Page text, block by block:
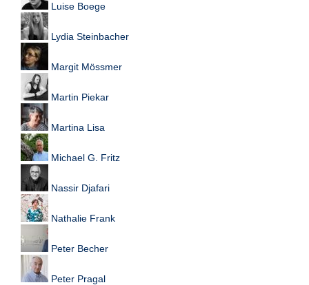
Luise Boege
Lydia Steinbacher
Margit Mössmer
Martin Piekar
Martina Lisa
Michael G. Fritz
Nassir Djafari
Nathalie Frank
Peter Becher
Peter Pragal